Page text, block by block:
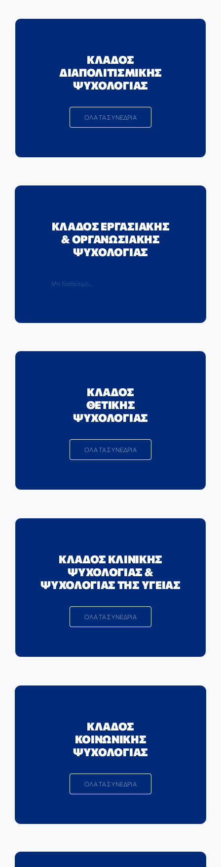
ΚΛΑΔΟΣ
ΔΙΑΠΟΛΙΤΙΣΜΙΚΗΣ
ΨΥΧΟΛΟΓΙΑΣ
ΟΛΑ ΤΑ ΣΥΝΕΔΡΙΑ
ΚΛΑΔΟΣ ΕΡΓΑΣΙΑΚΗΣ
& ΟΡΓΑΝΩΣΙΑΚΗΣ
ΨΥΧΟΛΟΓΙΑΣ
Μη διαθέσιμο…
ΚΛΑΔΟΣ
ΘΕΤΙΚΗΣ
ΨΥΧΟΛΟΓΙΑΣ
ΟΛΑ ΤΑ ΣΥΝΕΔΡΙΑ
ΚΛΑΔΟΣ ΚΛΙΝΙΚΗΣ
ΨΥΧΟΛΟΓΙΑΣ &
ΨΥΧΟΛΟΓΙΑΣ ΤΗΣ ΥΓΕΙΑΣ
ΟΛΑ ΤΑ ΣΥΝΕΔΡΙΑ
ΚΛΑΔΟΣ
ΚΟΙΝΩΝΙΚΗΣ
ΨΥΧΟΛΟΓΙΑΣ
ΟΛΑ ΤΑ ΣΥΝΕΔΡΙΑ